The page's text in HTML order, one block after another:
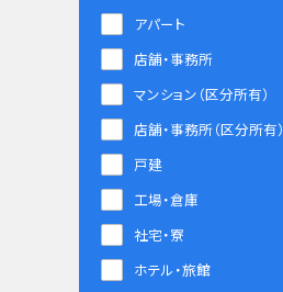
アパート
店舗・事務所
マンション（区分所有）
店舗・事務所（区分所有）
戸建
工場・倉庫
社宅・寮
ホテル・旅館